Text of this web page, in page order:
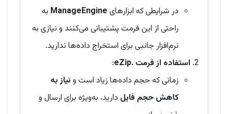
در شرایطی که ابزارهای ManageEngine به
راحتی از این فرمت پشتیبانی می‌کنند و نیازی به
نرم‌افزار جانبی برای استخراج داده‌ها ندارید.
استفاده از فرمت .eZip
:
زمانی که حجم داده‌ها زیاد است و نیاز به
کاهش حجم فایل دارید، به‌ویژه برای ارسال و